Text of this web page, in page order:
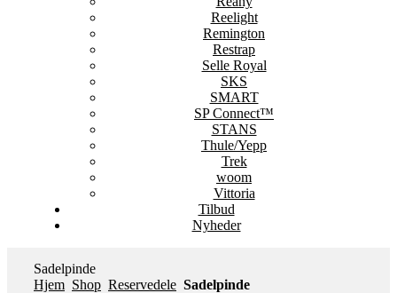
Reelight
Remington
Restrap
Selle Royal
SKS
SMART
SP Connect™
STANS
Thule/Yepp
Trek
woom
Vittoria
Tilbud
Nyheder
Sadelpinde
Hjem Shop Reservedele Sadelpinde